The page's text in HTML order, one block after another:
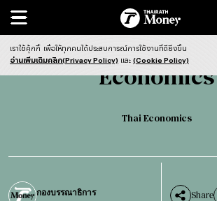
Economics Thai Economics
Economics
Thai Economics
กองบรรณาธิการ Share
- ก + ก
เราใช้คุ้กกี้ เพื่อให้ทุกคนได้ประสบการณ์การใช้งานที่ดียิ่งขึ้น
อ่านเพิ่มเติมคลิก(Privacy Policy) และ (Cookie Policy)